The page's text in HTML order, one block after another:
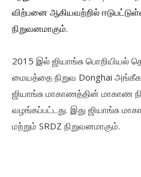
விற்பனை ஆகியவற்றில்
நிறுவனமாகும்.
2015 இல் ஜியாங்சு பொறியியல்
மையத்தை நிறுவ Donghai
ஜியாங்சு மாகாணத்தின் மாகாண
வழங்கப்பட்டது. இது ஜியாங்சு
மற்றும் SRDZ நிறுவனமாகும்.